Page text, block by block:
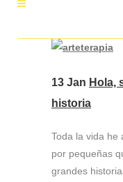
13 Jan Hola,
historia
Toda la vida he
por pequeñas
grandes